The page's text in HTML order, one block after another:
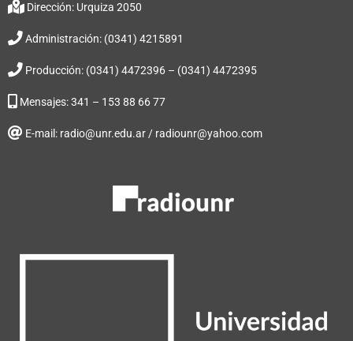
Dirección: Urquiza 2050
Administración: (0341) 4215891
Producción: (0341) 4472396 – (0341) 4472395
Mensajes: 341 – 153 88 66 77
E-mail: radio@unr.edu.ar / radiounr@yahoo.com